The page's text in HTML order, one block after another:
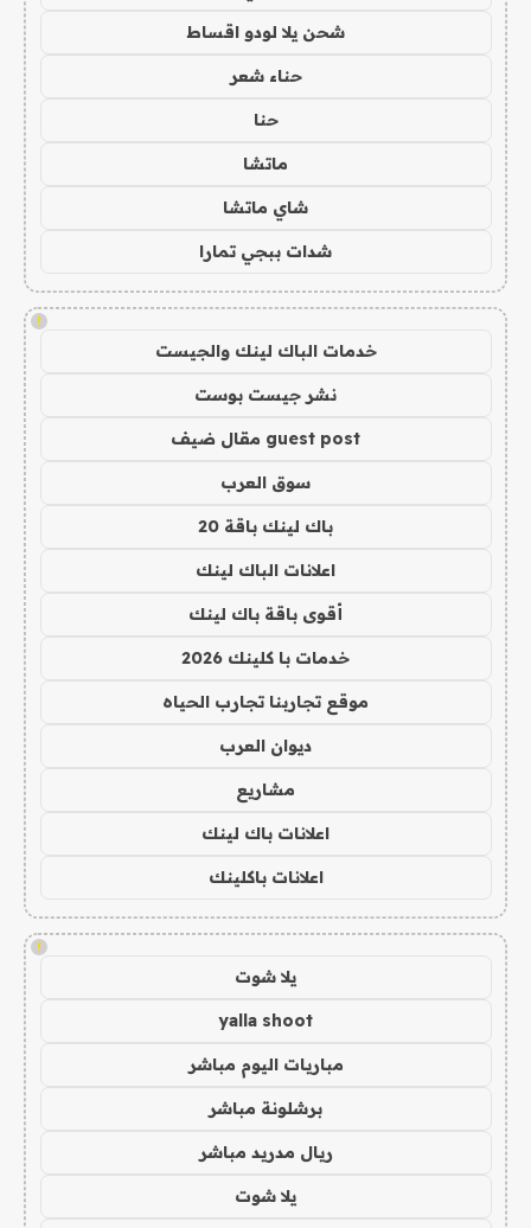
شحن يلا لودو اقساط
حناء شعر
حنا
ماتشا
شاي ماتشا
شدات ببجي تمارا
!
خدمات الباك لينك والجيست
نشر جيست بوست
guest post مقال ضيف
سوق العرب
باك لينك باقة 20
اعلانات الباك لينك
أقوى باقة باك لينك
خدمات با كلينك 2026
موقع تجاربنا تجارب الحياه
ديوان العرب
مشاريع
اعلانات باك لينك
اعلانات باكلينك
!
يلا شوت
yalla shoot
مباريات اليوم مباشر
برشلونة مباشر
ريال مدريد مباشر
يلا شوت